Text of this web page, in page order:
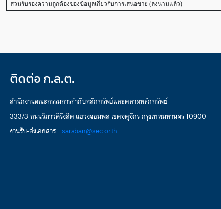
ส่วนรับรองความถูกต้องของข้อมูลเกี่ยวกับการเสนอขาย (ลงนามแล้ว)
ติดต่อ ก.ล.ต.
สำนักงานคณะกรรมการกำกับหลักทรัพย์และตลาดหลักทรัพย์
333/3 ถนนวิภาวดีรังสิต แขวงจอมพล เขตจตุจักร กรุงเทพมหานคร 10900
งานรับ-ส่งเอกสาร : saraban@sec.or.th